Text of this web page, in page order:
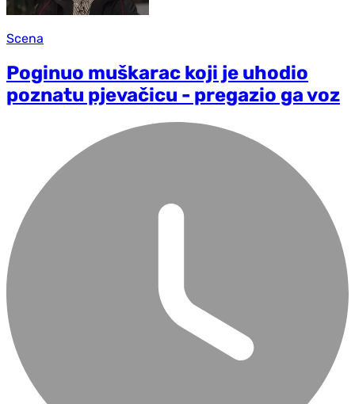
Scena
Poginuo muškarac koji je uhodio
poznatu pjevačicu - pregazio ga voz